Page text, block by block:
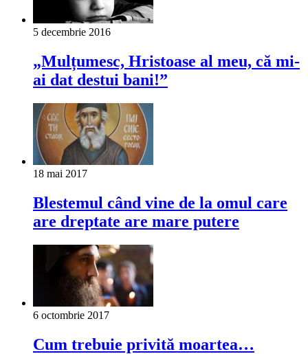
5 decembrie 2016
„Mulțumesc, Hristoase al meu, că mi-
ai dat destui bani!”
18 mai 2017
Blestemul când vine de la omul care
are dreptate are mare putere
6 octombrie 2017
Cum trebuie privită moartea…